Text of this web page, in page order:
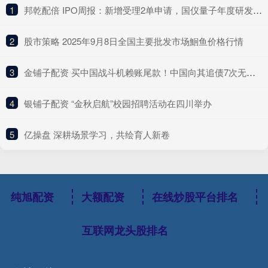
1 ​邦乾配倍 IPO周报：新增受理2单申请，国仪量子年度研发投入占比下滑
2 ​股市策略 2025年9月8日全国主要批发市场鮰鱼价格行情
3 ​金铺子配资 买中国战斗机赖账尾款！中国向其追债7次无果，现在什么结果呢？
4 ​银铺子配资 “金秋启航”校园招聘活动在四川举办
5 ​亿操盘 深耕场景学习，共绘育人新卷
纯旭配资 大额配资 在线炒股平台排名
互联网龙头股排名